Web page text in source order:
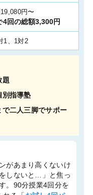
円〜
4回の総額3,300円
1、1対2
題
別指導塾
二人三脚でサポー
があまり高くないけ
しないと…」と焦っ
。90分授業4回分を